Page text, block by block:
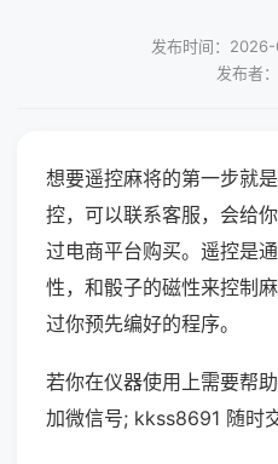
发布时间：
发布者
想要遥控麻将的第一步就
控，可以联系客服，会给
过电商平台购买。遥控是
性，和骰子的磁性来控制
过你预先编好的程序。
若你在仪器使用上需要帮
加微信号; kkss8691 随时